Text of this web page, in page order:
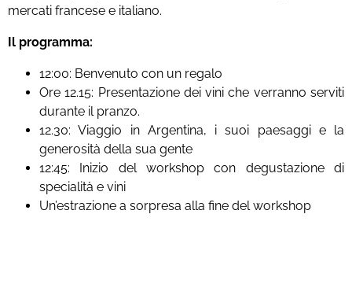
mercati francese e italiano.
Il programma:
12:00: Benvenuto con un regalo
Ore 12.15: Presentazione dei vini che verranno serviti
durante il pranzo.
12.30: Viaggio in Argentina, i suoi paesaggi e la
generosità della sua gente
12:45: Inizio del workshop con degustazione di
specialità e vini
Un’estrazione a sorpresa alla fine del workshop